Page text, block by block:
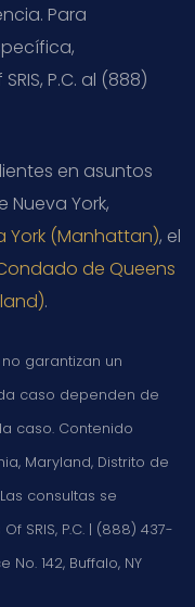
Para
P.C. al (888)
en asuntos
York,
York (Manhattan), el
de Queens
.
garantizan un
caso dependen de
caso. Contenido
Maryland, Distrito de
consultas se
SRIS, P.C. | (888) 437-
No. 142, Buffalo, NY